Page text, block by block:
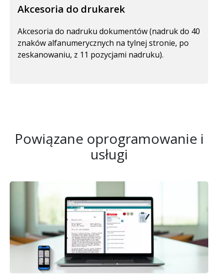
Akcesoria do drukarek
Akcesoria do nadruku dokumentów (nadruk do 40
znaków alfanumerycznych na tylnej stronie, po
zeskanowaniu, z 11 pozycjami nadruku).
Powiązane oprogramowanie i
usługi
Obraz